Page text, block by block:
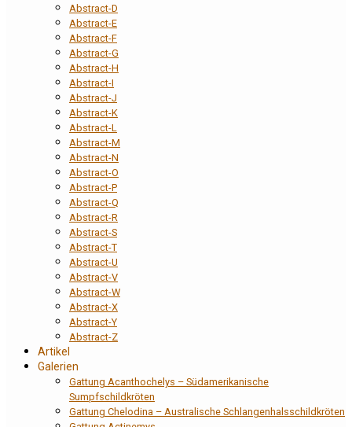
Abstract-D
Abstract-E
Abstract-F
Abstract-G
Abstract-H
Abstract-I
Abstract-J
Abstract-K
Abstract-L
Abstract-M
Abstract-N
Abstract-O
Abstract-P
Abstract-Q
Abstract-R
Abstract-S
Abstract-T
Abstract-U
Abstract-V
Abstract-W
Abstract-X
Abstract-Y
Abstract-Z
Artikel
Galerien
Gattung Acanthochelys – Südamerikanische
Sumpfschildkröten
Gattung Chelodina – Australische Schlangenhalsschildkröten